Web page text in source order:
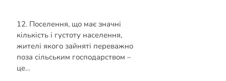
12. Поселення, що має значні
кількість і густоту населення,
жителі якого зайняті переважно
поза сільським господарством –
це…